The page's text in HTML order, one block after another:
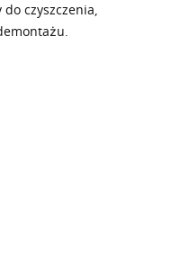
czyszczenia,